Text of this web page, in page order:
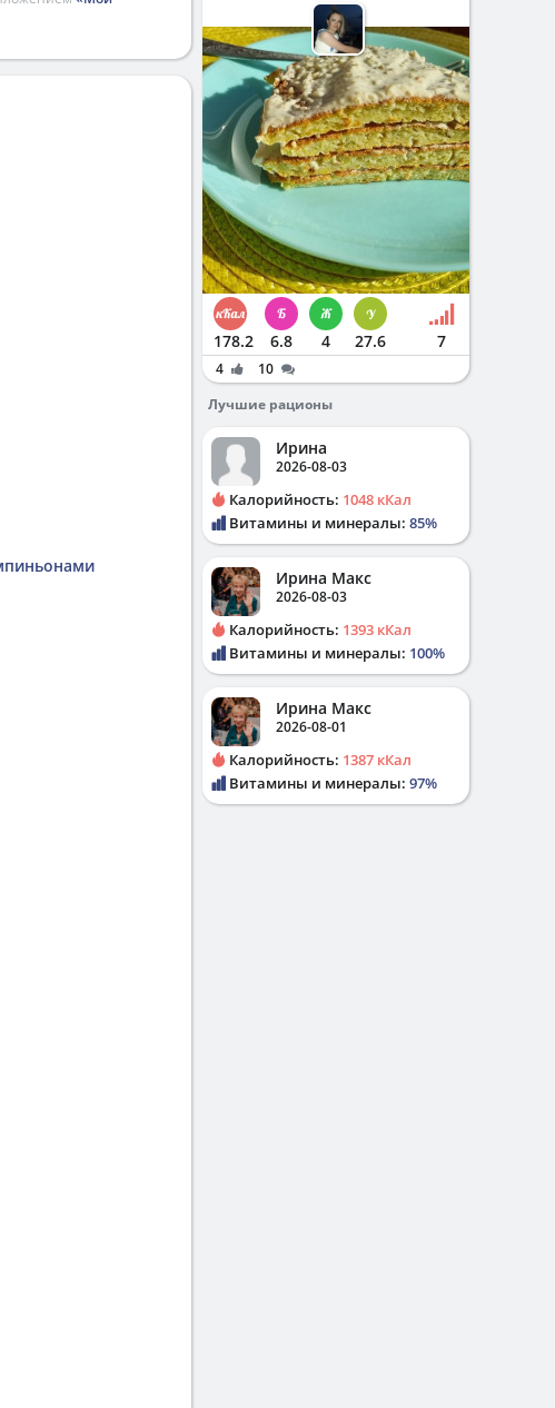
178.2 6.8 4 27.6 7
4
10
Лучшие рационы
Ирина
2026-08-03
Калорийность: 1048 кКал
Витамины и минералы: 85%
Ирина Макс
2026-08-03
Калорийность: 1393 кКал
Витамины и минералы: 100%
Ирина Макс
2026-08-01
Калорийность: 1387 кКал
Витамины и минералы: 97%